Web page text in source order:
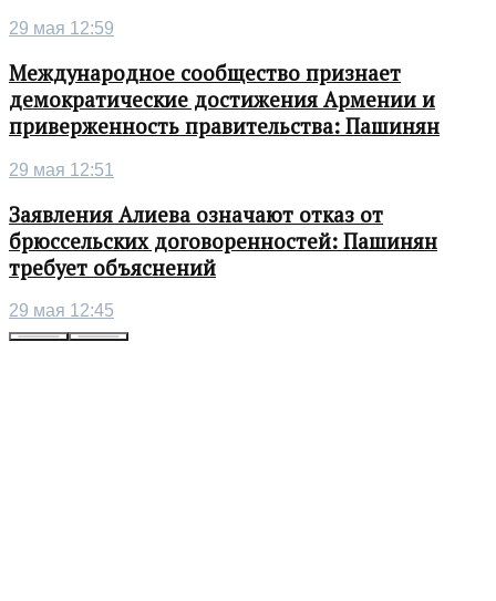
29 мая 12:59
Международное сообщество признает
демократические достижения Армении и
приверженность правительства: Пашинян
29 мая 12:51
Заявления Алиева означают отказ от
брюссельских договоренностей: Пашинян
требует объяснений
29 мая 12:45